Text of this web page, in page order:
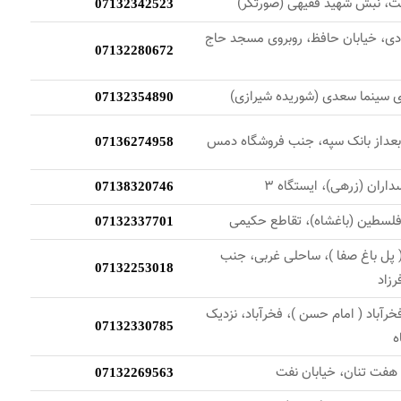
07132342523
خیابان حافظ، روبروی مسجد حاج
07132280672
07132354890
بعداز بانک سپه، جنب فروشگاه دمس 07136274958
(زرهی)، ایستگاه 3 07138320746
فلسطین (باغشاه)، تقاطع حکیمی 07132337701
( پل باغ صفا )، ساحلی غربی، جنب
07132253018
( امام حسن )، فخرآباد، نزديک
07132330785
هفت تنان، خیابان نفت 07132269563